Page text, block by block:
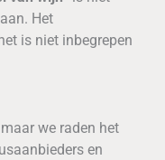
Het
is niet inbegrepen
we raden het
en